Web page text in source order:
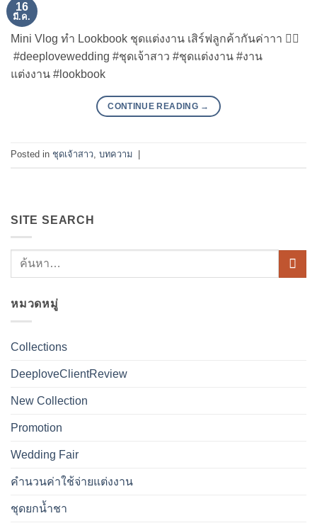
16
มี.ค.
Mini Vlog ทำ Lookbook ชุดแต่งงาน เสิร์ฟลูกค้ากันค่าาา 👰‍♀️
#deeplovewedding #ชุดเจ้าสาว #ชุดแต่งงาน #งาน
แต่งงาน #lookbook
CONTINUE READING →
Posted in ชุดเจ้าสาว บทความ
SITE SEARCH
หมวดหมู่
Collections
DeeploveClientReview
New Collection
Promotion
Wedding Fair
คำนวนค่าใช้จ่ายแต่งงาน
ชุดยกน้ำชา